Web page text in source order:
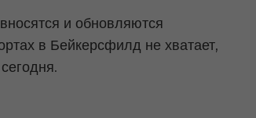
и обновляются
в Бейкерсфилд не хватает,